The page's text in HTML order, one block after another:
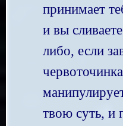
принимает
и вы
либо, если
твою суть, и